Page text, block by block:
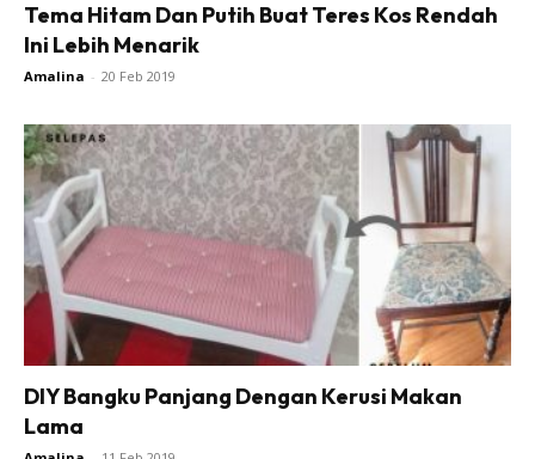
Sembang Dekor
Sembang Laman
Tip Impiana
Tip Laman
Hub Ideaktiv
Tema Hitam Dan Putih Buat Teres Kos Rendah
Ini Lebih Menarik
Amalina - 20 Feb 2019
DIY Bangku Panjang Dengan Kerusi Makan
Lama